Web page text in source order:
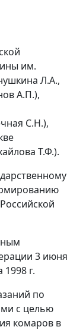
им.
Л.А.,
А.П.),
С.Н.),
Т.Ф.).
3 июня
1998 г.
по
с целью
комаров в